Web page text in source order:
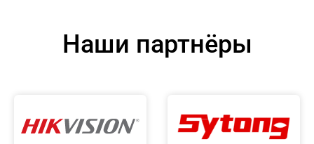
Наши партнёры